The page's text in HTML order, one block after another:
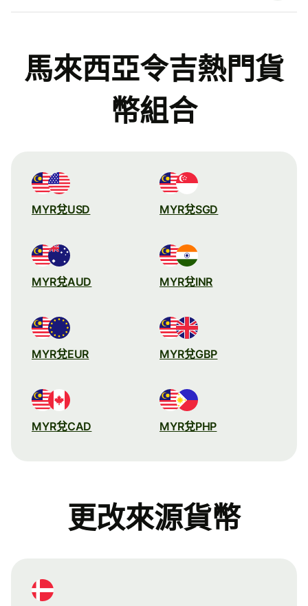
馬來西亞令吉熱門貨
幣組合
MYR兌USD MYR兌SGD
MYR兌AUD MYR兌INR
MYR兌EUR MYR兌GBP
MYR兌CAD MYR兌PHP
更改來源貨幣